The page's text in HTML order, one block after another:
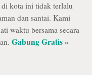
kota ini tidak terlalu
dan santai. Kami
waktu bersama secara
Gabung Gratis »